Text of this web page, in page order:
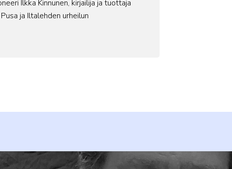
Ilkka Kinnunen, kirjailija ja tuottaja
ja Iltalehden urheilun